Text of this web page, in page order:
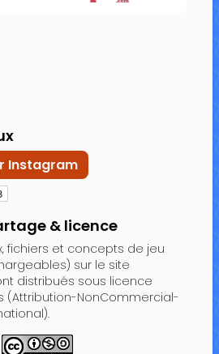
Instagram
& licence
fichiers et concepts de jeu
sur le site
distribués sous licence
(Attribution-NonCommercial-